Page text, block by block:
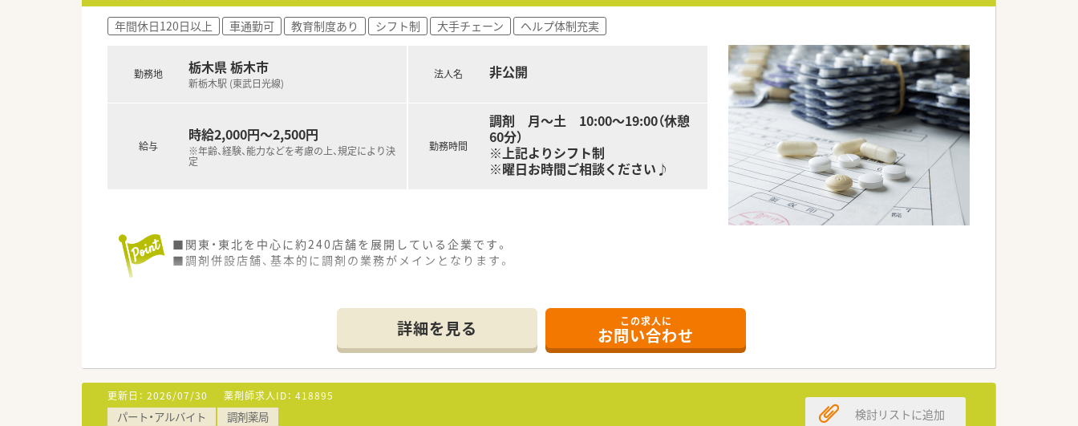
年間休日120日以上 車通勤可 教育制度あり シフト制 大手チェーン ヘルプ体制充実
勤務地 栃木県 栃木市
新栃木駅 (東武日光線)
給与
時給2,000円～2,500円
※年齢、経験、能力などを考慮の上、規定により決
定
法人名 非公開
勤務時間
調剤 月～土 10:00～19:00（休憩
60分）
※上記よりシフト制
※曜日お時間ご相談ください♪
■関東・東北を中心に約240店舗を展開している企業です。
■調剤併設店舗、基本的に調剤の業務がメインとなります。
詳細を見る この求人に
お問い合わせ
更新日： 2026/07/30 薬剤師求人ID： 418895
パート・アルバイト 調剤薬局 検討リストに追加